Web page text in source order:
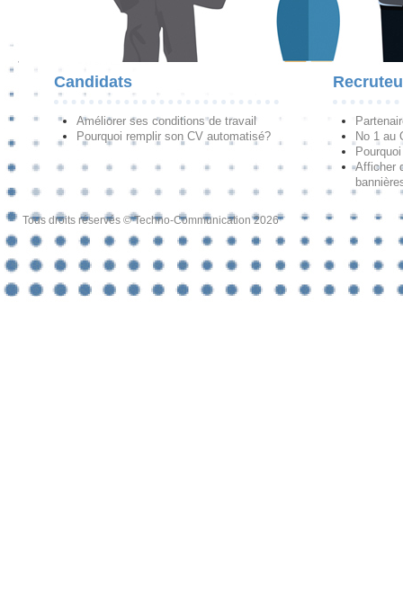
Candidats
Améliorer ses conditions de travail
Pourquoi remplir son CV automatisé?
No 1 au
Afficher
Tous droits réservés © Techno-Communication 2026